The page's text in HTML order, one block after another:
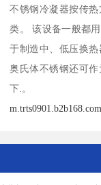
不锈钢冷凝器按传
类。 该设备一般都
于制造中、低压换
奥氏体不锈钢还可
下.。
m.trts0901.b2b168.com